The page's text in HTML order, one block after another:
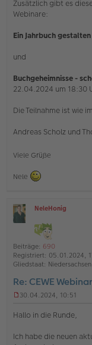
Zusätzlich gibt es
Webinare:
Ein Jahrbuch gestalten
und
Buchgeheimnisse -
22.04.2024 um 18:30
Die Teilnahme ist wie
Andreas Scholz und
Viele Grüße
Nele
ff
n
e
NeleHonig
Beiträge: 690
Registriert: 05.01.2024,
Gliedstaat: Niedersachsen
Re: CEWE
g
l
30.04.2024, 10:51
Hallo in die Runde,
Ich habe die neuen